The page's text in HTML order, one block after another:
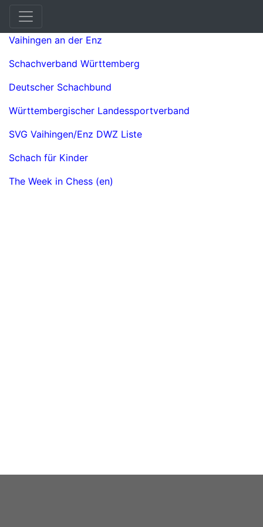
Links
Vaihingen an der Enz
Schachverband Württemberg
Deutscher Schachbund
Württembergischer Landessportverband
SVG Vaihingen/Enz DWZ Liste
Schach für Kinder
The Week in Chess (en)